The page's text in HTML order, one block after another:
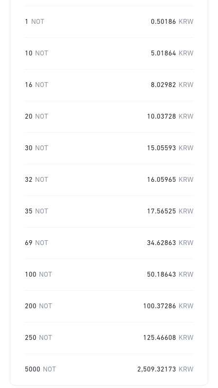
1 NOT 0.50186 KRW
10 NOT 5.01864 KRW
16 NOT 8.02982 KRW
20 NOT 10.03728 KRW
30 NOT 15.05593 KRW
32 NOT 16.05965 KRW
35 NOT 17.56525 KRW
69 NOT 34.62863 KRW
100 NOT 50.18643 KRW
200 NOT 100.37286 KRW
250 NOT 125.46608 KRW
5000 NOT 2,509.32173 KRW